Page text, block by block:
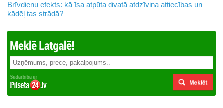
Brīvdienu efekts: kā īsa atpūta divatā atdzīvina attiecības un
kādēļ tas strādā?